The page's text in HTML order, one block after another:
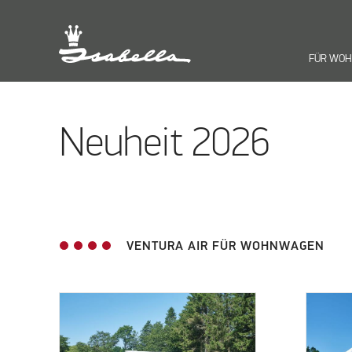
FÜR
Neuheit 2026
VENTURA AIR FÜR WOHNWAGEN